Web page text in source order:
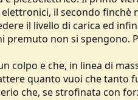
il secondo finchè
il livello di carica ed
premuto non si spengono.
colpo e che, in linea di
quanto vuoi che tanto
che, se strofinata con